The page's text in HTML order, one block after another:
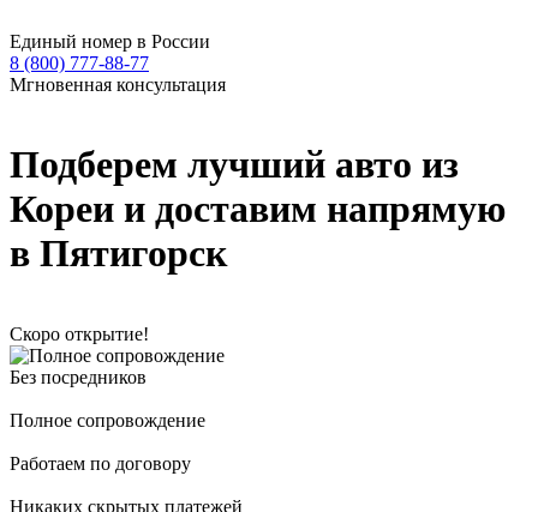
Единый номер в России
8 (800) 777-88-77
Мгновенная консультация
Подберем лучший авто из
Кореи и доставим напрямую
в Пятигорск
Скоро открытие!
Без посредников
Полное сопровождение
Работаем по договору
Никаких скрытых платежей